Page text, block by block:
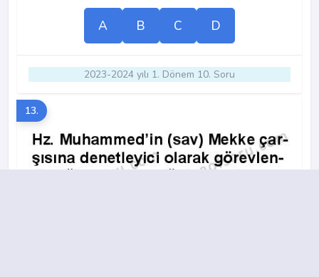
A B C D
2023-2024 yılı 1. Dönem 10. Soru
13.